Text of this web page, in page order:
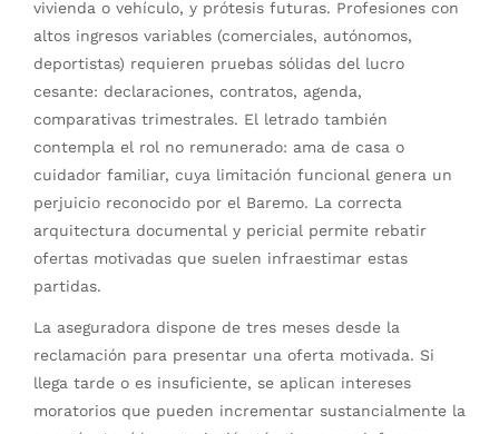
vivienda o vehículo, y prótesis futuras. Profesiones con
altos ingresos variables (comerciales, autónomos,
deportistas) requieren pruebas sólidas del lucro
cesante: declaraciones, contratos, agenda,
comparativas trimestrales. El letrado también
contempla el rol no remunerado: ama de casa o
cuidador familiar, cuya limitación funcional genera un
perjuicio reconocido por el Baremo. La correcta
arquitectura documental y pericial permite rebatir
ofertas motivadas que suelen infraestimar estas
partidas.
La aseguradora dispone de tres meses desde la
reclamación para presentar una oferta motivada. Si
llega tarde o es insuficiente, se aplican intereses
moratorios que pueden incrementar sustancialmente la